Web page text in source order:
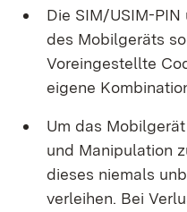
Die SIM/USIM-
des Mobilgeräts
Voreingestellte
eigene
Um das
und Manipulation
dieses niemals
verleihen. Bei